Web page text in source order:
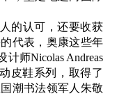
的认可，还要收获
代表，奥康这些年
师Nicolas Andreas
皮鞋系列，取得了
潮书法领军人朱敬